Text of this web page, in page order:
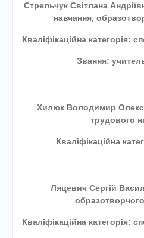
Стрельчук Світлана
навчання,
Кваліфікаційна категорія:
Звання:
Хилюк Володимир
трудового
Кваліфікаційна
Ляцевич Сергій
Кваліфікаційна категорія: